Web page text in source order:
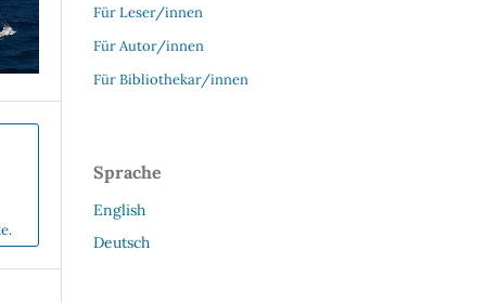
Für Leser/innen
Für Autor/innen
Für Bibliothekar/innen
Sprache
English
Deutsch